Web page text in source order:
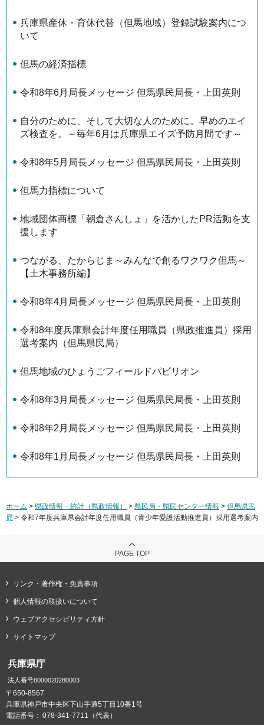
兵庫県産休・育休代替（但馬地域）登録試験案内につ
いて
但馬の経済指標
令和8年6月局長メッセージ 但馬県民局長・上田英則
自分のために、そして大切な人のために。早めのエイ
ズ検査を。～毎年6月は兵庫県エイズ予防月間です～
令和8年5月局長メッセージ 但馬県民局長・上田英則
但馬力指標について
地域団体商標「朝倉さんしょ」を活かしたPR活動を支
援します
つながる、たからじま～みんなで創るワクワク但馬～
【土木事務所編】
令和8年4月局長メッセージ 但馬県民局長・上田英則
令和8年度兵庫県会計年度任用職員（県政推進員）採用
選考案内（但馬県民局）
但馬地域のひょうごフィールドパビリオン
令和8年3月局長メッセージ 但馬県民局長・上田英則
令和8年2月局長メッセージ 但馬県民局長・上田英則
令和8年1月局長メッセージ 但馬県民局長・上田英則
ホーム > 県政情報・統計（県政情報） > 県民局・県民センター情報 > 但馬県民
局 > 令和7年度兵庫県会計年度任用職員（青少年愛護活動推進員）採用選考案内
PAGE TOP
リンク・著作権・免責事項
個人情報の取扱いについて
ウェブアクセシビリティ方針
サイトマップ
兵庫県庁
法人番号8000020280003
〒650-8567
兵庫県神戸市中央区下山手通5丁目10番1号
電話番号： 078-341-7711（代表）